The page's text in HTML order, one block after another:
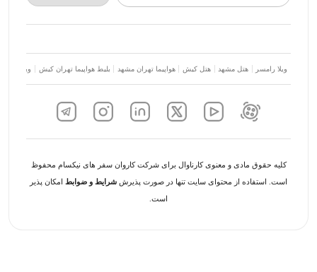
ویلا رامسر هتل مشهد هتل کیش هواپیما تهران مشهد بلیط هواپیما تهران کیش ویلا شمال
کلیه حقوق مادی و معنوی کارناوال برای شرکت کاروان سفر های نیکسام محفوظ
است. استفاده از محتوای سایت تنها در صورت پذیرش شرایط و ضوابط امکان پذیر
است.